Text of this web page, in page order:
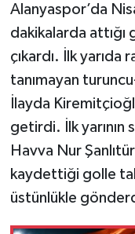
Alanyaspor’da
dakikalarda attığı
çıkardı. İlk yarıda
tanımayan
İlayda
getirdi. İlk yarının
Havva Nur
kaydettiği golle
üstünlükle